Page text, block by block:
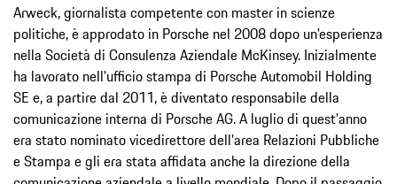
Arweck, giornalista competente con master in scienze
politiche, è approdato in Porsche nel 2008 dopo un'esperienza
nella Società di Consulenza Aziendale McKinsey. Inizialmente
ha lavorato nell'ufficio stampa di Porsche Automobil Holding
SE e, a partire dal 2011, è diventato responsabile della
comunicazione interna di Porsche AG. A luglio di quest'anno
era stato nominato vicedirettore dell'area Relazioni Pubbliche
e Stampa e gli era stata affidata anche la direzione della